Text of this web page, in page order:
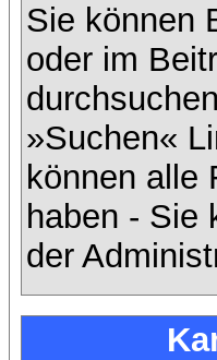
Sie können
oder im
»Suchen«
können alle
haben - Sie
der